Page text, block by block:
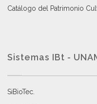
Catálogo del Patrimonio
Sistemas IBt -
SiBioTec.